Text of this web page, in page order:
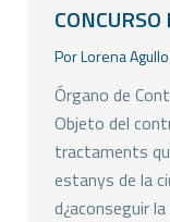
PorLorena Agullo
Órgano de
Objeto del
tractaments
estanys de la
d¿aconseguir